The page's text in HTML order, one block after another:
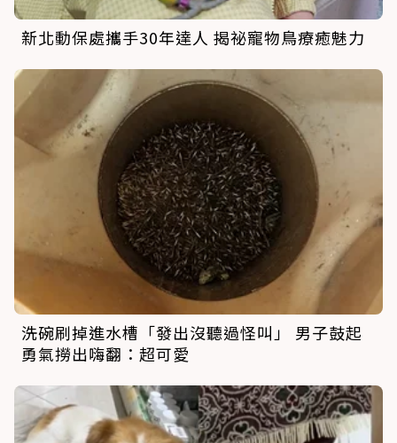
新北動保處攜手30年達人 揭祕寵物鳥療癒魅力
洗碗刷掉進水槽「發出沒聽過怪叫」 男子鼓起
勇氣撈出嗨翻：超可愛